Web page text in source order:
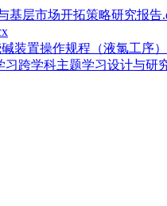
基层市场开拓策略研究报告
装置操作规程（液氯工序
跨学科主题学习设计与研